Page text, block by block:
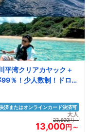
平湾クリアカヤック＋
％！少人数制！ドロー
連れにおススメ♪
済またはオンラインカード決済可
大人
23,500円～
13,000円～